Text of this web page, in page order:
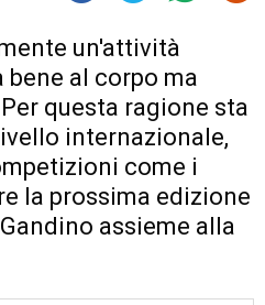
un'attività
al corpo ma
questa ragione sta
internazionale,
come i
la prossima edizione
assieme alla